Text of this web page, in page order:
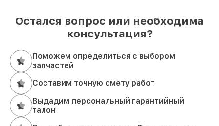
Остался вопрос или необходима
консультация?
Поможем определиться с выбором
запчастей
Составим точную смету работ
Выдадим персональный гарантийный
талон